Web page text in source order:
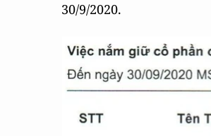
30/9/2020.